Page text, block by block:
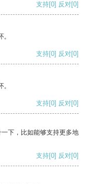
支持[0] 反对[0]
支持[0] 反对[0]
支持[0] 反对[0]
下，比如能够支持更多地
支持[0] 反对[0]